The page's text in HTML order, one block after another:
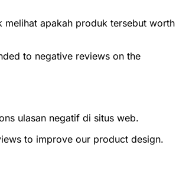
melihat apakah produk tersebut worth
to negative reviews on the
ulasan negatif di situs web.
to improve our product design.